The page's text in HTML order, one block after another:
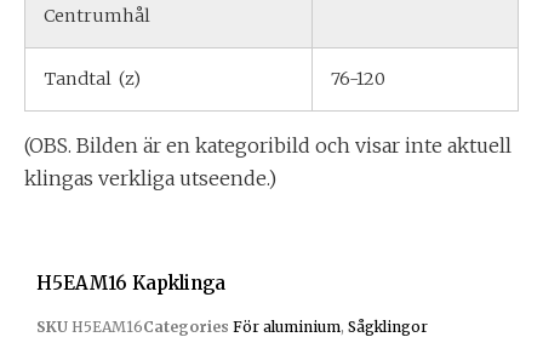
Centrumhål
Tandtal (z) 76-120
(OBS. Bilden är en kategoribild och visar inte aktuell
klingas verkliga utseende.)
H5EAM16 Kapklinga
SKU H5EAM16Categories För aluminium, Sågklingor